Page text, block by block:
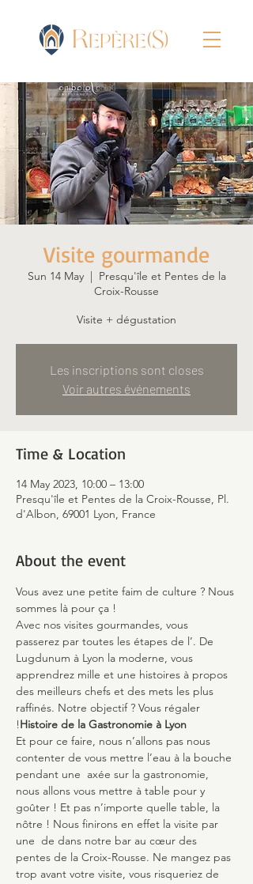
Visite gourmande
Sun 14 May
  |
Presqu'île et Pentes de la
Croix-Rousse
Visite + dégustation
Les inscriptions sont closes
Voir autres événements
Time & Location
14 May 2023, 10:00 – 13:00
Presqu'île et Pentes de la Croix-Rousse, Pl.
d'Albon, 69001 Lyon, France
About the event
Vous avez une petite faim de culture ? Nous
sommes là pour ça !
Avec nos visites gourmandes, vous
passerez par toutes les étapes de l’. De
Lugdunum à Lyon la moderne, vous
apprendrez mille et une histoires à propos
des meilleurs chefs et des mets les plus
raffinés. Notre objectif ? Vous régaler
!Histoire de la Gastronomie à Lyon
Et pour ce faire, nous n’allons pas nous
contenter de vous mettre l’eau à la bouche
pendant une axée sur la gastronomie,
nous allons vous mettre à table pour y
goûter ! Et pas n’importe quelle table, la
nôtre ! Nous finirons en effet la visite par
une de dans notre bar au cœur des
pentes de la Croix-Rousse. Ne mangez pas
trop avant votre visite, vous risqueriez de